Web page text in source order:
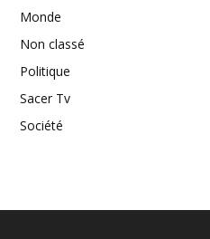
Monde
Non classé
Politique
Sacer Tv
Société